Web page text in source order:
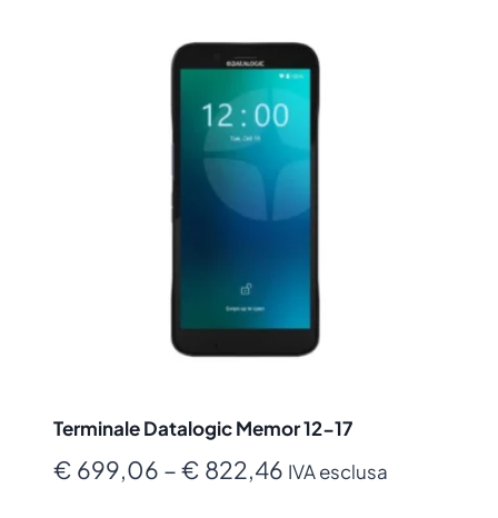
Terminale Datalogic Memor 12-17
€ 699,06 –€ 822,46 Fascia
IVA esclusa